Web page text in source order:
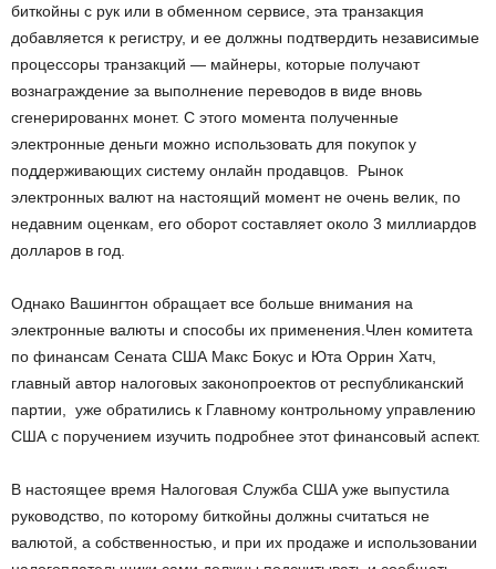
биткойны с рук или в обменном сервисе, эта транзакция
добавляется к регистру, и ее должны подтвердить независимые
процессоры транзакций — майнеры, которые получают
вознаграждение за выполнение переводов в виде вновь
сгенерированнх монет. С этого момента полученные
электронные деньги можно использовать для покупок у
поддерживающих систему онлайн продавцов. Рынок
электронных валют на настоящий момент не очень велик, по
недавним оценкам, его оборот составляет около 3 миллиардов
долларов в год.
Однако Вашингтон обращает все больше внимания на
электронные валюты и способы их применения.Член комитета
по финансам Сената США Макс Бокус и Юта Оррин Хатч,
главный автор налоговых законопроектов от республиканский
партии, уже обратились к Главному контрольному управлению
США с поручением изучить подробнее этот финансовый аспект.
В настоящее время Налоговая Служба США уже выпустила
руководство, по которому биткойны должны считаться не
валютой, а собственностью, и при их продаже и использовании